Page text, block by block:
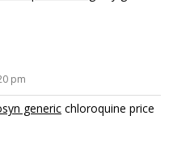
pm
generic chloroquine price